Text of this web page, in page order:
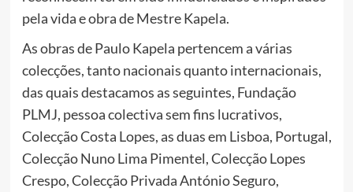
pela vida e obra de Mestre Kapela.
As obras de Paulo Kapela pertencem a várias
colecções, tanto nacionais quanto internacionais,
das quais destacamos as seguintes, Fundação
PLMJ, pessoa colectiva sem fins lucrativos,
Colecção Costa Lopes, as duas em Lisboa, Portugal,
Colecção Nuno Lima Pimentel, Colecção Lopes
Crespo, Colecção Privada António Seguro,